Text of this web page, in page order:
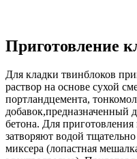
Приготовление
Для кладки твинблоков
раствор на основе сухой
портландцемента,
добавок,предназначенный
бетона. Для приготовления
затворяют водой
миксера (лопастная